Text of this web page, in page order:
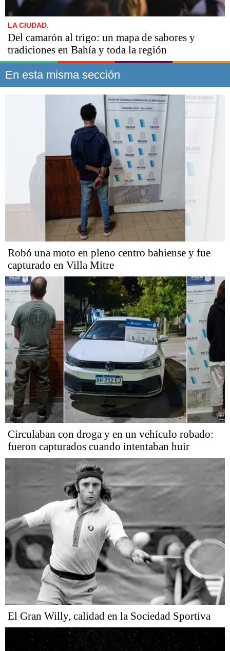
LA CIUDAD.
Del camarón al trigo: un mapa de sabores y
tradiciones en Bahía y toda la región
En esta misma sección
Robó una moto en pleno centro bahiense y fue
capturado en Villa Mitre
Circulaban con droga y en un vehículo robado:
fueron capturados cuando intentaban huir
El Gran Willy, calidad en la Sociedad Sportiva